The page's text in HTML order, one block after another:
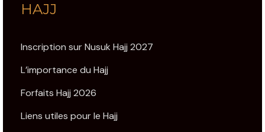
HAJJ
Inscription sur Nusuk Hajj 2027
L’importance du Hajj
Forfaits Hajj 2026
Liens utiles pour le Hajj